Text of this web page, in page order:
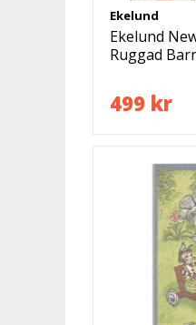
Ekelund
Ekelund
Ruggad
499 kr